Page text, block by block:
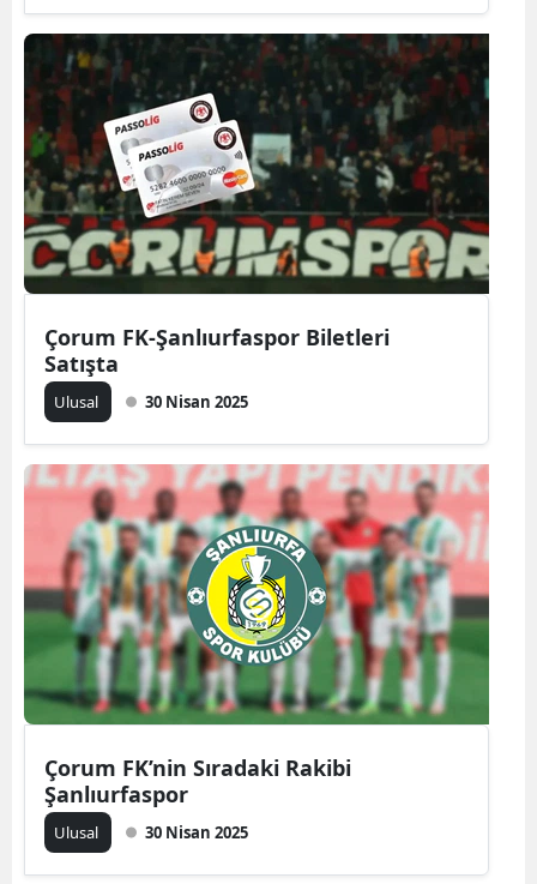
Samsun
Siirt
Sinop
Sivas
Tekirdağ
Tokat
Trabzon
Uşak
Van
Yozgat
Zonguldak
Aksaray
Bayburt
Batman
Çorum FK-Şanlıurfaspor Biletleri
Satışta
Ulusal 30 Nisan 2025
Çorum FK’nin Sıradaki Rakibi
Şanlıurfaspor
Ulusal 30 Nisan 2025